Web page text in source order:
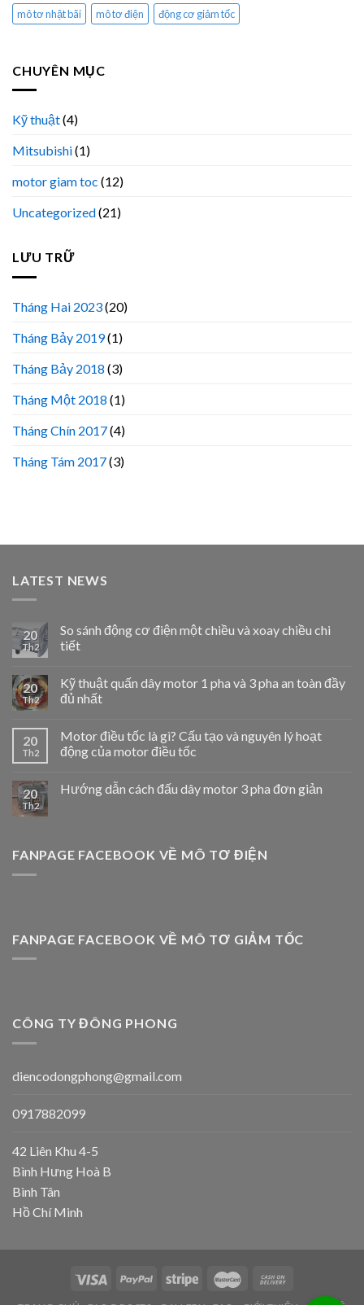
mô tơ nhật bãi
mô tơ điện động cơ giảm tốc
CHUYÊN MỤC
Kỹ thuật(4)
Mitsubishi(1)
motor giam toc (12)
Uncategorized(21)
LƯU TRỮ
Tháng Hai 2023(20)
Tháng Bảy 2019(1)
Tháng Bảy 2018 (3)
Tháng Một 2018 (1)
Tháng Chín 2017(4)
Tháng Tám 2017(3)
LATEST NEWS
20
Th2
So sánh động cơ điện một chiều và xoay chiều chi
tiết
20
Th2
Kỹ thuật quấn dây motor 1 pha và 3 pha an toàn đầy
đủ nhất
20
Th2
Motor điều tốc là gì? Cấu tạo và nguyên lý hoạt
động của motor điều tốc
20
Th2
Hướng dẫn cách đấu dây motor 3 pha đơn giản
FANPAGE FACEBOOK VỀ MÔ TƠ ĐIỆN
FANPAGE FACEBOOK VỀ MÔ TƠ GIẢM TỐC
CÔNG TY ĐÔNG PHONG
diencodongphong@gmail.com
0917882099
42 Liên Khu 4-5
Bình Hưng Hoà B
Bình Tân
Hồ Chí Minh